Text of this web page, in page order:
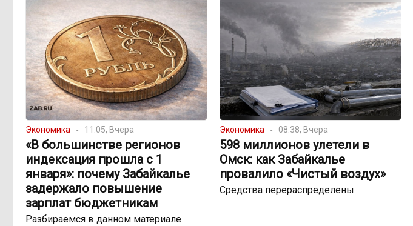
Экономика 11:05, Вчера
«В большинстве регионов
индексация прошла с 1
января»: почему Забайкалье
задержало повышение
зарплат бюджетникам
Разбираемся в данном материале
Экономика 08:38, Вчера
598 миллионов улетели в
Омск: как Забайкалье
провалило «Чистый воздух»
Средства перераспределены